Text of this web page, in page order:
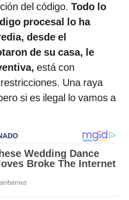
del código. Todo lo
procesal lo ha
desde el
de su casa, le
está con
Una raya
si es ilegal lo vamos a